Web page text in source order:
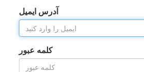
آدرس ایمیل
کلمه عبور